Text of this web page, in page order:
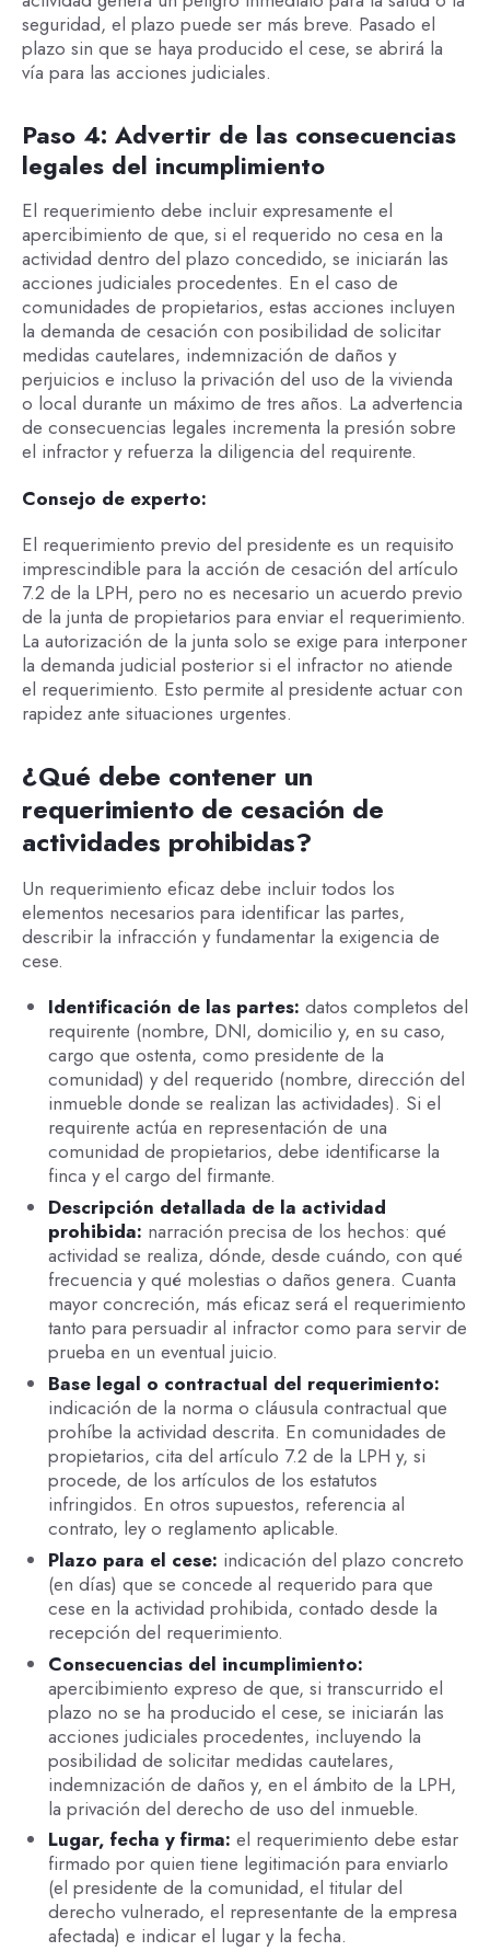
seguridad, el plazo puede ser más breve. Pasado el
plazo sin que se haya producido el cese, se abrirá la
vía para las acciones judiciales.
Paso 4: Advertir de las consecuencias
legales del incumplimiento
El requerimiento debe incluir expresamente el
apercibimiento de que, si el requerido no cesa en la
actividad dentro del plazo concedido, se iniciarán las
acciones judiciales procedentes. En el caso de
comunidades de propietarios, estas acciones incluyen
la demanda de cesación con posibilidad de solicitar
medidas cautelares, indemnización de daños y
perjuicios e incluso la privación del uso de la vivienda
o local durante un máximo de tres años. La advertencia
de consecuencias legales incrementa la presión sobre
el infractor y refuerza la diligencia del requirente.
Consejo de experto:
El requerimiento previo del presidente es un requisito
imprescindible para la acción de cesación del artículo
7.2 de la LPH, pero no es necesario un acuerdo previo
de la junta de propietarios para enviar el requerimiento.
La autorización de la junta solo se exige para interponer
la demanda judicial posterior si el infractor no atiende
el requerimiento. Esto permite al presidente actuar con
rapidez ante situaciones urgentes.
¿Qué debe contener un
requerimiento de cesación de
actividades prohibidas?
Un requerimiento eficaz debe incluir todos los
elementos necesarios para identificar las partes,
describir la infracción y fundamentar la exigencia de
cese.
Identificación de las partes: datos completos del
requirente (nombre, DNI, domicilio y, en su caso,
cargo que ostenta, como presidente de la
comunidad) y del requerido (nombre, dirección del
inmueble donde se realizan las actividades). Si el
requirente actúa en representación de una
comunidad de propietarios, debe identificarse la
finca y el cargo del firmante.
Descripción detallada de la actividad
prohibida: narración precisa de los hechos: qué
actividad se realiza, dónde, desde cuándo, con qué
frecuencia y qué molestias o daños genera. Cuanta
mayor concreción, más eficaz será el requerimiento
tanto para persuadir al infractor como para servir de
prueba en un eventual juicio.
Base legal o contractual del requerimiento:
indicación de la norma o cláusula contractual que
prohíbe la actividad descrita. En comunidades de
propietarios, cita del artículo 7.2 de la LPH y, si
procede, de los artículos de los estatutos
infringidos. En otros supuestos, referencia al
contrato, ley o reglamento aplicable.
Plazo para el cese: indicación del plazo concreto
(en días) que se concede al requerido para que
cese en la actividad prohibida, contado desde la
recepción del requerimiento.
Consecuencias del incumplimiento:
apercibimiento expreso de que, si transcurrido el
plazo no se ha producido el cese, se iniciarán las
acciones judiciales procedentes, incluyendo la
posibilidad de solicitar medidas cautelares,
indemnización de daños y, en el ámbito de la LPH,
la privación del derecho de uso del inmueble.
Lugar, fecha y firma: el requerimiento debe estar
firmado por quien tiene legitimación para enviarlo
(el presidente de la comunidad, el titular del
derecho vulnerado, el representante de la empresa
afectada) e indicar el lugar y la fecha.